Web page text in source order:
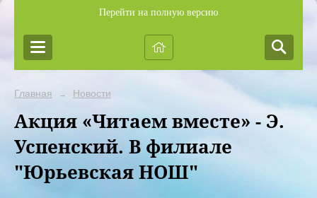
Перейти на полную версию
Главная → Новости
Акция «Читаем вместе» - Э.
Успенский. В филиале
"Юрьевская НОШ"